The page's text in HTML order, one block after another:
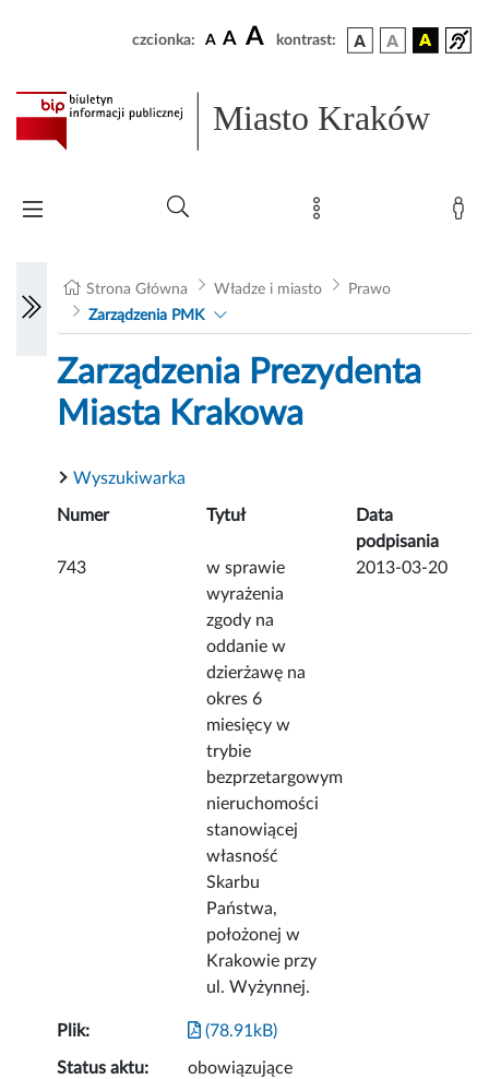
czcionka: A A A kontrast:
Miasto Kraków
Strona Główna Władze i miasto
Prawo
Zarządzenia PMK
Zarządzenia Prezydenta
Miasta Krakowa
Wyszukiwarka
Numer Tytuł
Data
podpisania
743
w sprawie
wyrażenia
zgody na
oddanie w
dzierżawę na
okres 6
miesięcy w
trybie
bezprzetargowym
nieruchomości
stanowiącej
własność
Skarbu
Państwa,
położonej w
Krakowie przy
ul. Wyżynnej.
2013-03-20
Plik: (78.91kB)
Status aktu: obowiązujące